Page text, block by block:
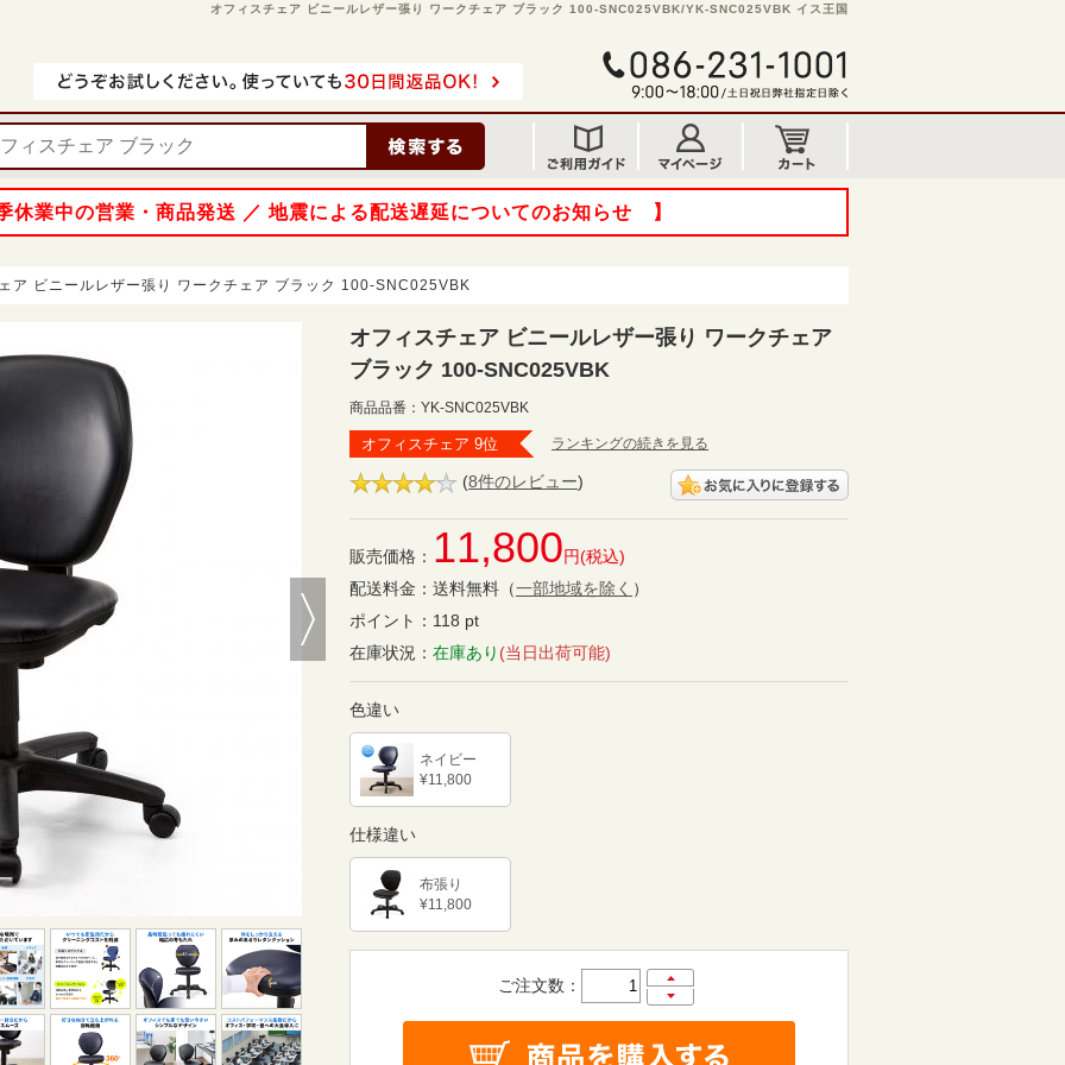
オフィスチェア ビニールレザー張り ワークチェア ブラック 100-SNC025VBK/YK-SNC025VBK イス王国
業中の営業・商品発送 ／ 地震による配送遅延についてのお知らせ 】
ア ビニールレザー張り ワークチェア ブラック 100-SNC025VBK
Next
オフィスチェア ビニールレザー張り ワークチェア
ブラック 100-SNC025VBK
商品品番： YK-SNC025VBK
オフィスチェア 9位 ランキングの続きを見る
(8件のレビュー)
販売価格： 11,800円(税込)
配送料金： 送料無料 （一部地域を除く ）
ポイント： 118 pt
在庫状況： 在庫あり (当日出荷可能)
色違い
ネイビー
¥11,800
仕様違い
布張り
¥11,800
ご注文数：